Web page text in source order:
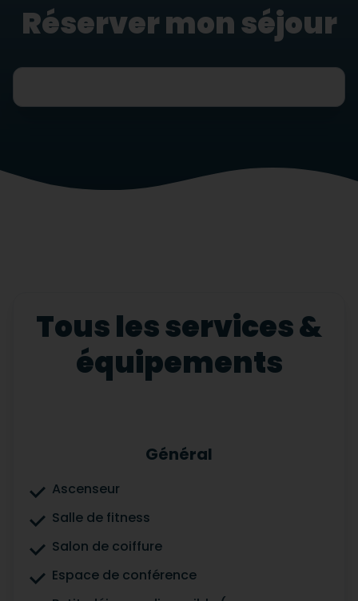
Réserver mon séjour
Tous les services &
équipements
Général
Ascenseur
Salle de fitness
Salon de coiffure
Espace de conférence